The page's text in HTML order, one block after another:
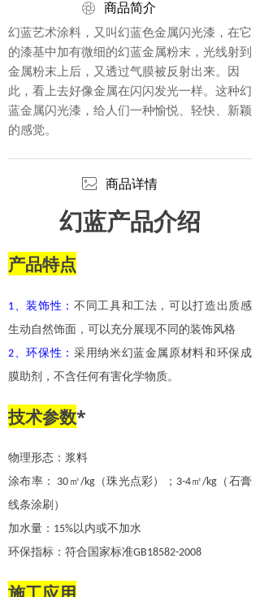
商品简介
幻蓝艺术涂料，又叫幻蓝色金属闪光漆，在它
的漆基中加有微细的幻蓝金属粉末，光线射到
金属粉末上后，又透过气膜被反射出来。因
此，看上去好像金属在闪闪发光一样。这种幻
蓝金属闪光漆，给人们一种愉悦、轻快、新颖
的感觉。
商品详情
幻蓝产品介绍
产品特点
1 、装饰性： 不同工具和工法，可以打造出质感
生动自然饰面，可以充分展现不同的装饰风格
2 、环保性： 采用纳米幻蓝金属原材料和环保成
膜助剂，不含任何有害化学物质。
技术参数*
物理形态：浆料
涂布率：
30 ㎡/kg（珠光点彩）； 3-4㎡/kg （石膏
线条涂刷）
加水量： 15%以内或不加水
环保指标：符合国家标准GB18582-2008
ꁵ
ꂈ